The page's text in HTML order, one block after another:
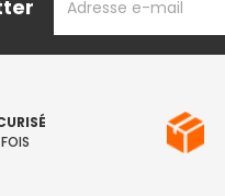
EMAIL